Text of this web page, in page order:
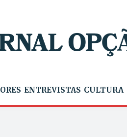
ENTREVISTAS CULTURA